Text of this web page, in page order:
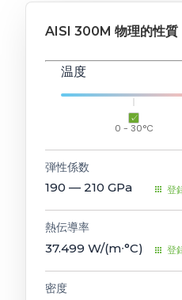
AISI 300M 物理的性質
温度
0 - 30°C
弾性係数
190 — 210 GPa 登
熱伝導率
37.499 W/(m∙°C) 登
密度